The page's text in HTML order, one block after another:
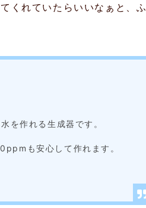
くれていたらいいなぁと、ふ
を作れる生成器です。
も安心して作れます。